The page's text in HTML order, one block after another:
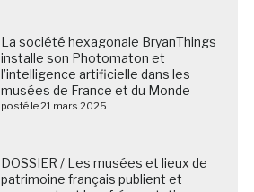
La société hexagonale BryanThings
installe son Photomaton et
l’intelligence artificielle dans les
musées de France et du Monde
posté le 21 mars 2025
DOSSIER / Les musées et lieux de
patrimoine français publient et